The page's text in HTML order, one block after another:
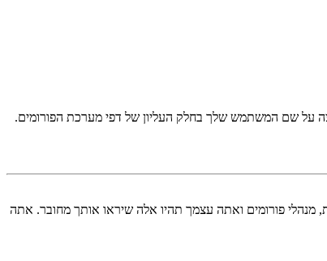
על שם המשתמש שלך בחלק העליון של דפי מערכת הפורומים.
מנהלי פורומים ואתה עצמך תהיו אלה שיראו אותך מחובר. אתה